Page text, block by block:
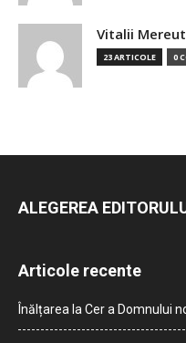
Vitalii
23 ARTICOLE 0
ALEGEREA
Articole recente
Înălțarea la Cer a Domnului